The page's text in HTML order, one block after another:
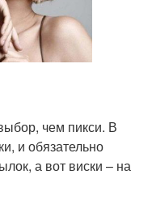
чем пикси. В
и обязательно
а вот виски – на